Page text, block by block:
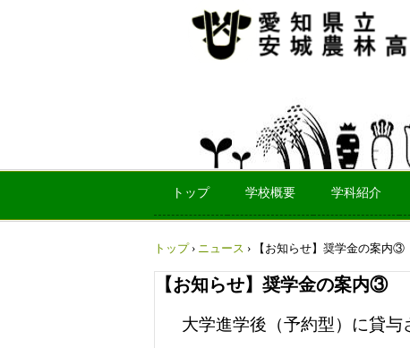
トップ 学校概要 学科紹介
トップ › ニュース › 【お知らせ】奨学金の案内③
【お知らせ】奨学金の案内③
大学進学後（予約型）に貸与